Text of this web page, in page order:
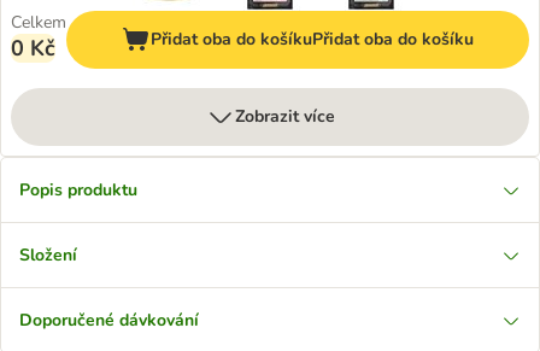
Celkem
0 Kč Přidat oba do košíkuPřidat oba do košíku
Zobrazit více
Popis produktu
Složení
Doporučené dávkování